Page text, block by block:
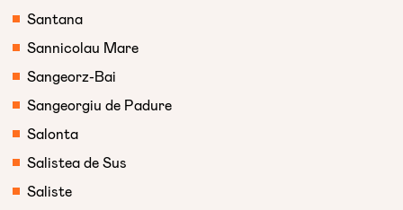
Santana
Sannicolau Mare
Sangeorz-Bai
Sangeorgiu de Padure
Salonta
Salistea de Sus
Saliste